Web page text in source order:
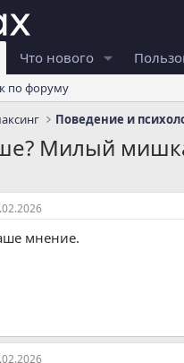
Что нового
по форуму
Поведение и
Милый
мнение.